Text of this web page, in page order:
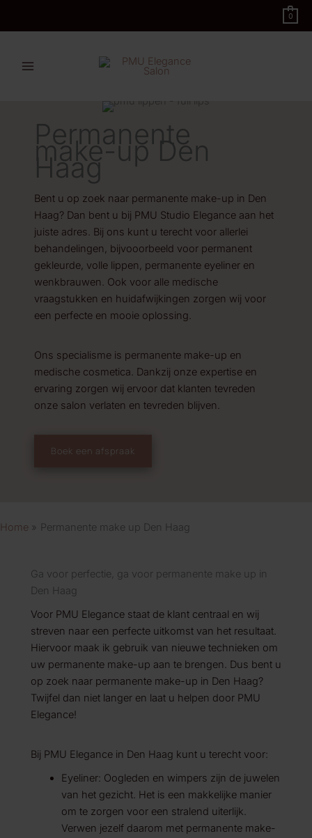
0
Permanente
make-up Den
Haag
Bent u op zoek naar permanente make-up in Den
Haag? Dan bent u bij PMU Studio Elegance aan het
juiste adres. Bij ons kunt u terecht voor allerlei
behandelingen, bijvooorbeeld voor permanent
gekleurde, volle lippen, permanente eyeliner en
wenkbrauwen. Ook voor alle medische
vraagstukken en huidafwijkingen zorgen wij voor
een perfecte en mooie oplossing.
Ons specialisme is permanente make-up en
medische cosmetica. Dankzij onze expertise en
ervaring zorgen wij ervoor dat klanten tevreden
onze salon verlaten en tevreden blijven.
Boek een afspraak
Home Permanente make up Den Haag
Ga voor perfectie, ga voor permanente make up in
Den Haag
Voor PMU Elegance staat de klant centraal en wij
streven naar een perfecte uitkomst van het resultaat.
Hiervoor maak ik gebruik van nieuwe technieken om
uw permanente make-up aan te brengen. Dus bent u
op zoek naar permanente make-up in Den Haag?
Twijfel dan niet langer en laat u helpen door PMU
Elegance!
Bij PMU Elegance in Den Haag kunt u terecht voor:
Eyeliner: Oogleden en wimpers zijn de juwelen
van het gezicht. Het is een makkelijke manier
om te zorgen voor een stralend uiterlijk.
Verwen jezelf daarom met permanente make-